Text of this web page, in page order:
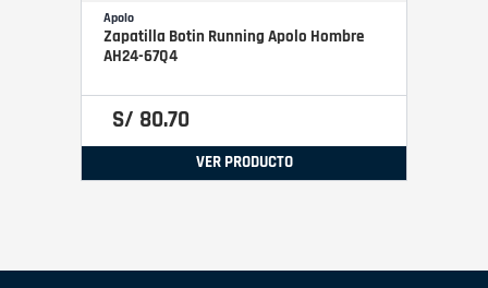
Apolo
Zapatilla Botin Running Apolo Hombre
AH24-67Q4
S/ 80.70
VER PRODUCTO